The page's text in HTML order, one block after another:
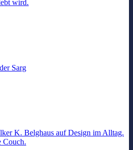
wird.
Sarg
K. Belghaus auf Design im Alltag.
Couch.